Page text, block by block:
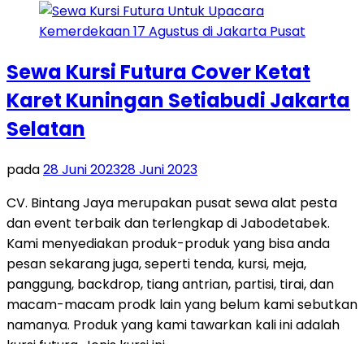
Sewa Kursi Futura Cover Ketat
Karet Kuningan Setiabudi Jakarta
Selatan
pada28 Juni 202328 Juni 2023
CV. Bintang Jaya merupakan pusat sewa alat pesta
dan event terbaik dan terlengkap di Jabodetabek.
Kami menyediakan produk-produk yang bisa anda
pesan sekarang juga, seperti tenda, kursi, meja,
panggung, backdrop, tiang antrian, partisi, tirai, dan
macam-macam prodk lain yang belum kami sebutkan
namanya. Produk yang kami tawarkan kali ini adalah